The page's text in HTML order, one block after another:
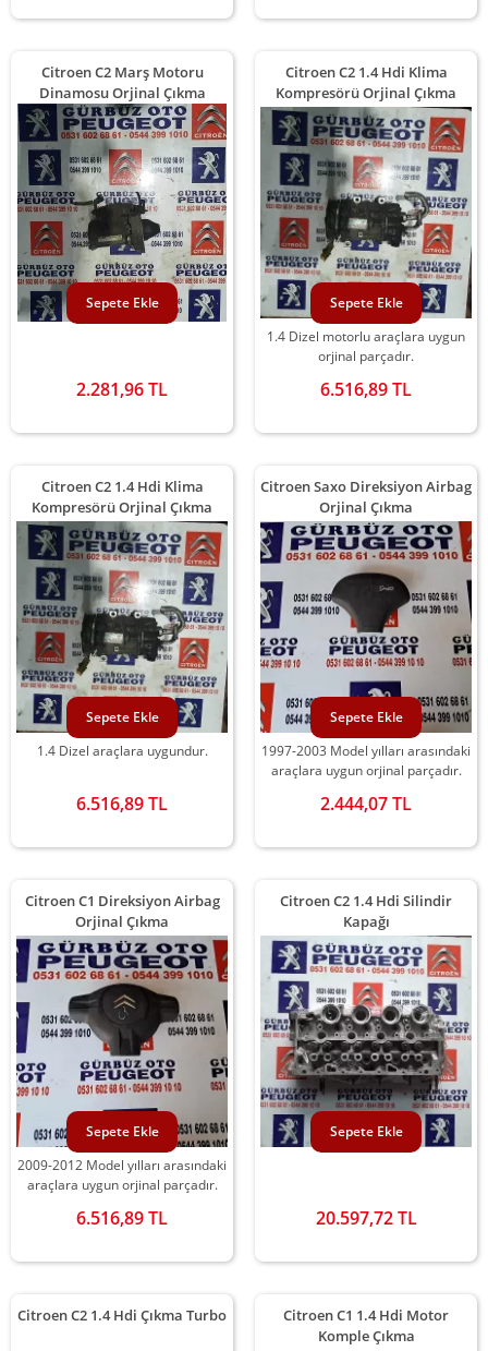
Citroen C2 Marş Motoru
Dinamosu Orjinal Çıkma
2.281,96 TL
Sepete Ekle
Citroen C2 1.4 Hdi Klima
Kompresörü Orjinal Çıkma
1.4 Dizel motorlu araçlara uygun
orjinal parçadır.
6.516,89 TL
Sepete Ekle
Citroen C2 1.4 Hdi Klima
Kompresörü Orjinal Çıkma
1.4 Dizel araçlara uygundur.
6.516,89 TL
Sepete Ekle
Citroen Saxo Direksiyon Airbag
Orjinal Çıkma
1997-2003 Model yılları arasındaki
araçlara uygun orjinal parçadır.
2.444,07 TL
Sepete Ekle
Citroen C1 Direksiyon Airbag
Orjinal Çıkma
2009-2012 Model yılları arasındaki
araçlara uygun orjinal parçadır.
6.516,89 TL
Sepete Ekle
Citroen C2 1.4 Hdi Silindir
Kapağı
20.597,72 TL
Sepete Ekle
Citroen C2 1.4 Hdi Çıkma Turbo
Citroen C1 1.4 Hdi Motor
Komple Çıkma